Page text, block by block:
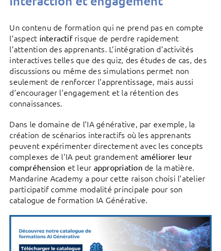
Un contenu de formation qui ne prend pas en compte
l’aspect interactifrisque de perdre rapidement
l’attention des apprenants. L’intégration d’activités
interactives telles que des quiz, des études de cas, des
discussions ou même des simulations permet non
seulement de renforcer l’apprentissage, mais aussi
d’encourager l’engagement et la rétention des
connaissances.
Dans le domaine de l’IA générative, par exemple, la
création de scénarios interactifs où les apprenants
peuvent expérimenter directement avec les concepts
complexes de l’IA peut grandement améliorer leur
compréhension et leur appropriation de la matière.
Mandarine Academy a pour cette raison choisi l’atelier
participatif comme modalité principale pour son
catalogue de formation IA Générative.